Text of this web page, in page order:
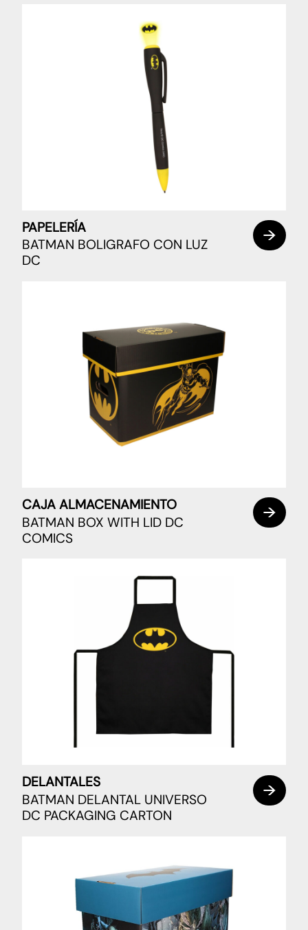
PAPELERÍA
BATMAN BOLIGRAFO CON LUZ
DC
CAJA ALMACENAMIENTO
BATMAN BOX WITH LID DC
COMICS
DELANTALES
BATMAN DELANTAL UNIVERSO
DC PACKAGING CARTON